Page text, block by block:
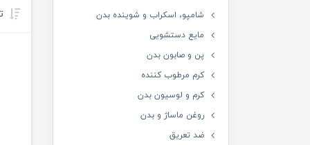
شامپو، اسکراب و شوینده بدن
مایع دستشویی
پن و صابون بدن
کرم مرطوب کننده
کرم و لوسیون بدن
روغن ماساژ و بدن
ضد تعریق